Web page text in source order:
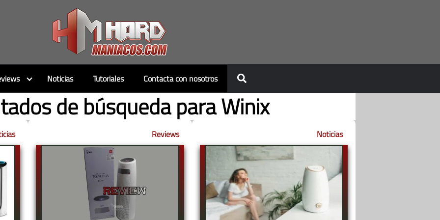
Noticias Tutoriales Contacta con nosotros
de búsqueda para Winix
Reviews Noticias